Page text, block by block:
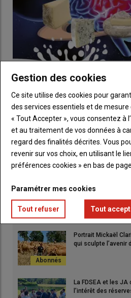
17 juin 2018
L'union du Cantal vous invite mardi
de Saint-Flour pour une soirée débat
LES PLUS LUS
Les éleveurs de
abattoirs du groupe
Portrait Mickaël
qui sculpte l’avenir
La FDSEA et les
l’intérêt des
Gestion des cookies
Ce site utilise des cookies pour
des services essentiels et de mesure
« Tout Accepter », vous consentez à
et au traitement de vos données à
regard des finalités décrites. Vous
revenir sur vos choix, en utilisant le
préférences cookies » en bas de
Paramétrer mes cookies
Tout refuser Tout